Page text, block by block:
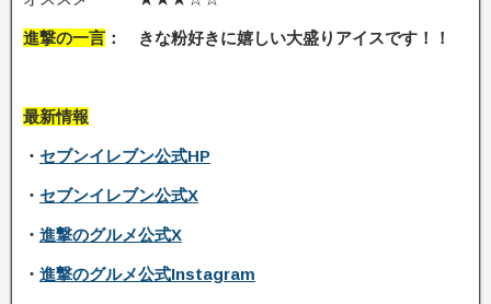
進撃の一言 ： きな粉好きに嬉しい大盛りアイスです ！！
最新情報
・ セブンイレブン公式HP
・ セブンイレブン公式X
・ 進撃のグルメ公式X
・ 進撃のグルメ公式Instagram